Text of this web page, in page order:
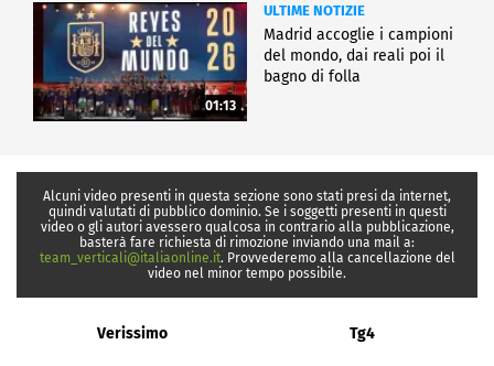
01:13
ULTIME NOTIZIE
Madrid accoglie i campioni
del mondo, dai reali poi il
bagno di folla
Alcuni video presenti in questa sezione sono stati presi da internet,
quindi valutati di pubblico dominio. Se i soggetti presenti in questi
video o gli autori avessero qualcosa in contrario alla pubblicazione,
basterà fare richiesta di rimozione inviando una mail a:
team_verticali@italiaonline.it. Provvederemo alla cancellazione del
video nel minor tempo possibile.
Verissimo Tg4